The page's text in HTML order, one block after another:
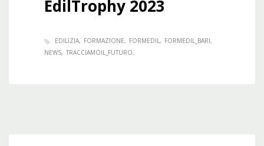
EdilTrophy 2023
EDILIZIA FORMAZIONE FORMEDIL
FORMEDIL_BARI
NEWS TRACCIAMOIL_FUTURO